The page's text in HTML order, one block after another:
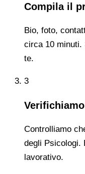
Compila il
Bio, foto,
circa 10 minuti.
te.
3
Controlliamo
degli Psicologi.
lavorativo.